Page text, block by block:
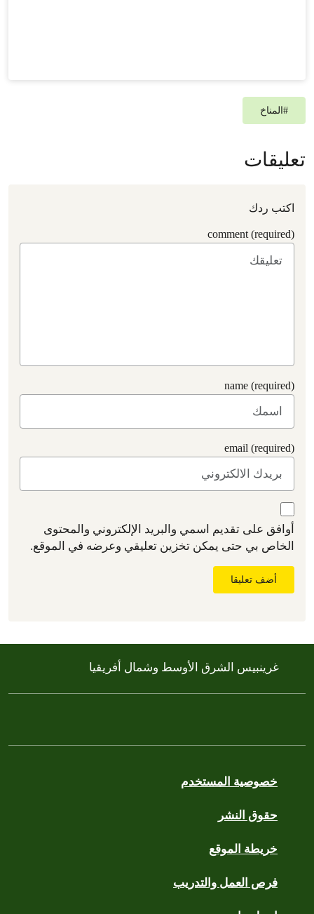
# المناخ
تعليقات
اكتب ردك
comment (required)
name (required)
email (required)
أوافق على تقديم اسمي والبريد الإلكتروني والمحتوى
الخاص بي حتى يمكن تخزين تعليقي وعرضه في الموقع.
أضف تعليقا
خصوصية المستخدم
حقوق النشر
خريطة الموقع
فرص العمل والتدريب